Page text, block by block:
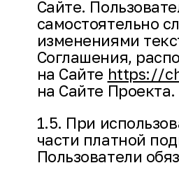
Сайте.
самостоятельно
изменениями
Соглашения,
на Сайте https://
на Сайте Проекта.
1.5. При
части платной
Пользователи